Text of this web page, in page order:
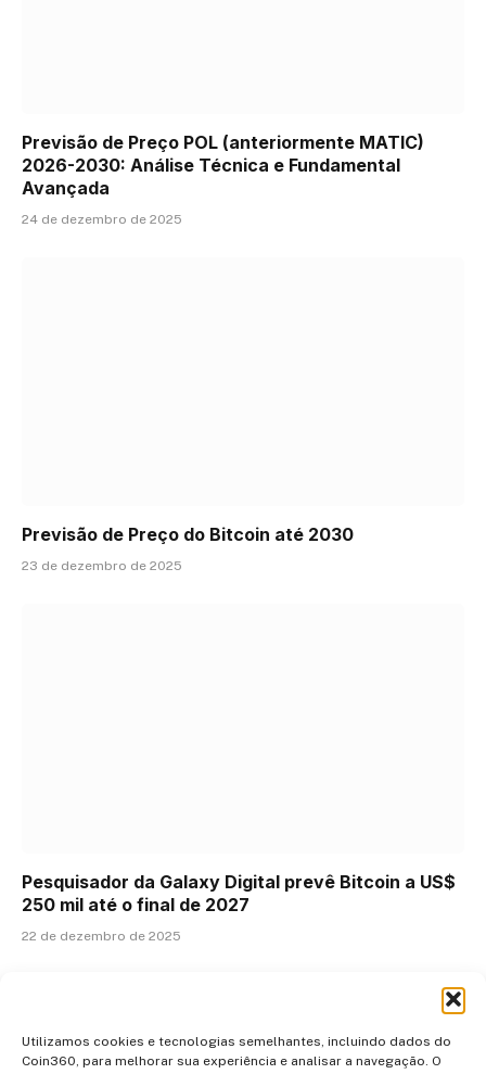
Utilizamos cookies e tecnologias semelhantes, incluindo dados do
Coin360, para melhorar sua experiência e analisar a navegação. O
Previsão de Preço POL (anteriormente MATIC)
2026-2030: Análise Técnica e Fundamental
Avançada
24 de dezembro de 2025
Previsão de Preço do Bitcoin até 2030
23 de dezembro de 2025
Pesquisador da Galaxy Digital prevê Bitcoin a US$
250 mil até o final de 2027
22 de dezembro de 2025